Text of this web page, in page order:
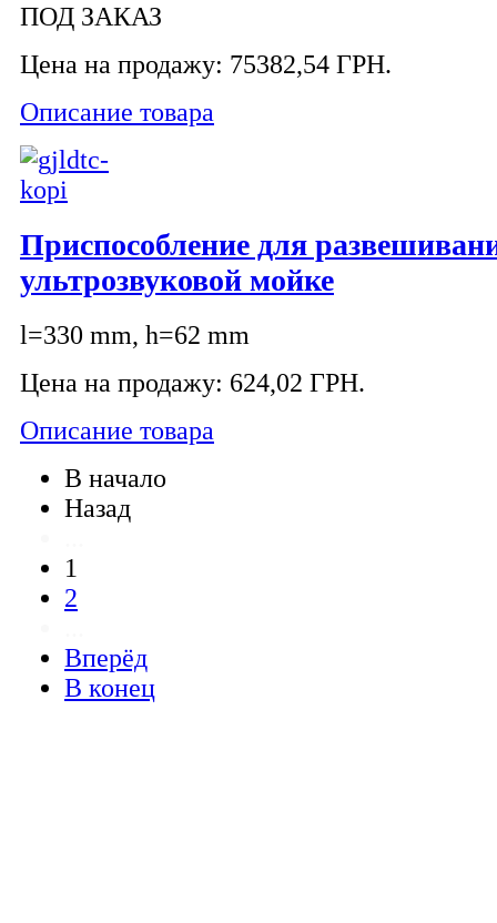
ПОД ЗАКАЗ
Цена на продажу: 75382,54 ГРН.
Описание товара
Приспособление для
ультрозвуковой мойке
l=330 mm, h=62 mm
Цена на продажу: 624,02 ГРН.
Описание товара
В начало
Назад
1
2
Вперёд
В конец